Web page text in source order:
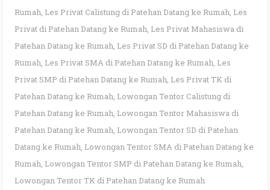
Rumah, Les Privat Calistung di Patehan Datang ke Rumah, Les
Privat di Patehan Datang ke Rumah, Les Privat Mahasiswa di
Patehan Datang ke Rumah, Les Privat SD di Patehan Datang ke
Rumah, Les Privat SMA di Patehan Datang ke Rumah, Les
Privat SMP di Patehan Datang ke Rumah, Les Privat TK di
Patehan Datang ke Rumah, Lowongan Tentor Calistung di
Patehan Datang ke Rumah, Lowongan Tentor Mahasiswa di
Patehan Datang ke Rumah, Lowongan Tentor SD di Patehan
Datang ke Rumah, Lowongan Tentor SMA di Patehan Datang ke
Rumah, Lowongan Tentor SMP di Patehan Datang ke Rumah,
Lowongan Tentor TK di Patehan Datang ke Rumah